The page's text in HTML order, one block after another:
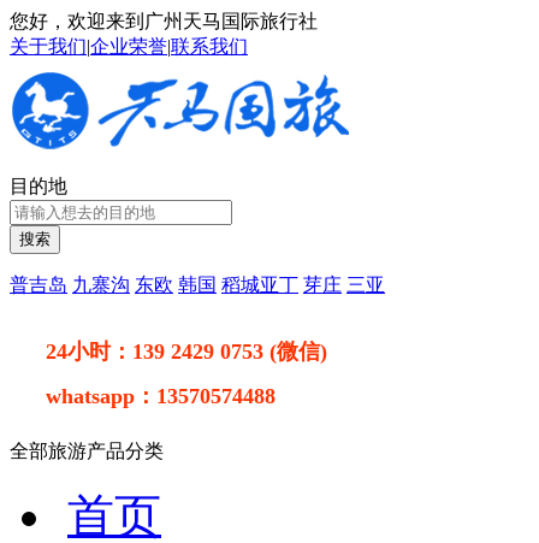
您好，欢迎来到广州天马国际旅行社
关于我们|企业荣誉|联系我们
目的地
搜索
普吉岛 九寨沟 东欧 韩国 稻城亚丁 芽庄 三亚
24小时： 139 2429 0753 (微信)
whatsapp： 13570574488
全部旅游产品分类
首页